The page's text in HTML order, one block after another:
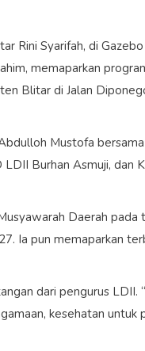
Rini Syarifah, di
memaparkan
Blitar di Jalan
Mustofa
Burhan Asmuji, dan
Daerah pada
Ia pun memaparkan
dari pengurus LDII.
kesehatan untuk